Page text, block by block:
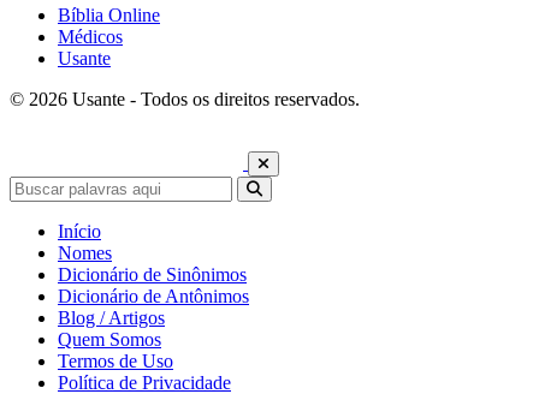
Bíblia Online
Médicos
Usante
© 2026 Usante - Todos os direitos reservados.
Início
Nomes
Dicionário de Sinônimos
Dicionário de Antônimos
Blog / Artigos
Quem Somos
Termos de Uso
Política de Privacidade